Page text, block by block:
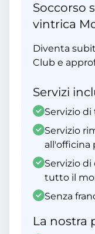
Soccorso
vintrica
Diventa
Club e
Servizi
Servizio
Servizio
all'officina
Servizio
tutto il
Senza
La nostra